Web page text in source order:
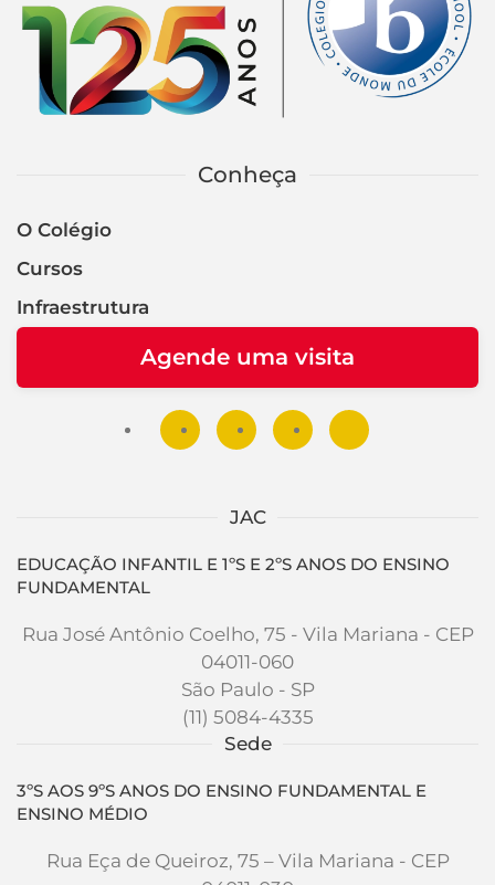
Conheça
O Colégio
Cursos
Infraestrutura
Agende uma visita
JAC
EDUCAÇÃO INFANTIL E 1ºS E 2ºS ANOS DO ENSINO
FUNDAMENTAL
Rua José Antônio Coelho, 75 - Vila Mariana - CEP
04011-060
São Paulo - SP
(11) 5084-4335
Sede
3ºS AOS 9ºS ANOS DO ENSINO FUNDAMENTAL E
ENSINO MÉDIO
Rua Eça de Queiroz, 75 – Vila Mariana - CEP